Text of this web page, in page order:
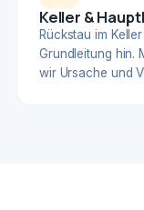
Keller &
Rückstau im
Grundleitung hin.
wir Ursache und